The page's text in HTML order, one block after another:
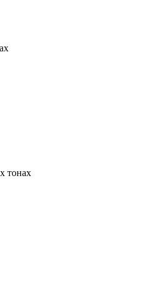
тонах